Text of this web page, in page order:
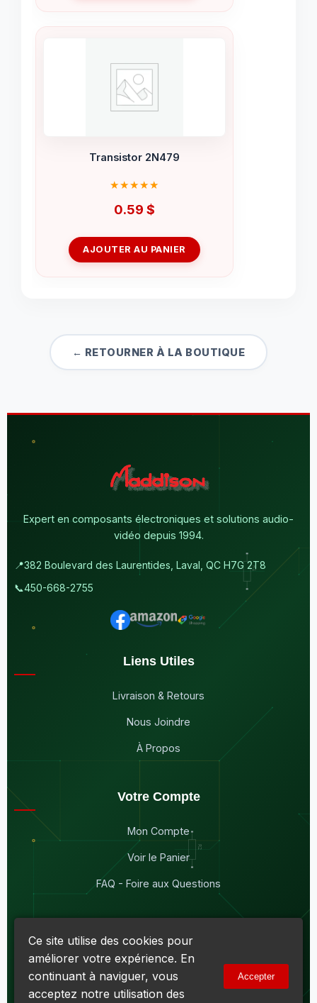
Transistor 2N479
0.59 $
AJOUTER AU PANIER
← RETOURNER À LA BOUTIQUE
Expert en composants électroniques et solutions audio-
vidéo depuis 1994.
📍382 Boulevard des Laurentides, Laval, QC H7G 2T8
📞450-668-2755
Liens Utiles
Livraison & Retours
Nous Joindre
À Propos
Votre Compte
Mon Compte
Voir le Panier
FAQ - Foire aux Questions
© 2026Maddison Électronique Inc.
Politique de confidentialité & Cookies|
Conditions d'utilisation
Numéro d'entreprise du Québec (NEQ) :
Ce site utilise des cookies pour
améliorer votre expérience. En
continuant à naviguer, vous
acceptez notre utilisation des
Accepter